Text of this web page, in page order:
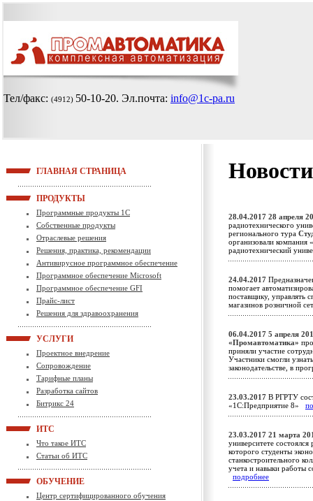
Тел/факс: (4912) 50-10-20. Эл.почта: info@1c-pa.ru
ГЛАВНАЯ СТРАНИЦА
ПРОДУКТЫ
Программные продукты 1С
Собственные продукты
Отраслевые решения
Решения, практика, рекомендации
Антивирусное программное обеспечение
Программное обеспечение Microsoft
Программное обеспечение GFI
Прайс-лист
Решения для здравоохранения
УСЛУГИ
Проектное внедрение
Сопровождение
Тарифные планы
Разработка сайтов
Битрикс 24
ИТС
Что такое ИТС
Статьи об ИТС
ОБУЧЕНИЕ
Центр сертифицированного обучения
28.04.2017 28 апреля
радиотехнического
регионального тура
организовали компания
радиотехнический
24.04.2017
помогает
поставщику, управлять
магазинов розничной
06.04.2017 5 апреля
«Промавтоматика»
приняли участие
Участники смогли
законодательстве, в
23.03.2017 В РГРТУ
«1С:Предприятие 8»
23.03.2017 21 марта
университете
которого студенты
станкостроительного
учета и навыки работы
подробнее